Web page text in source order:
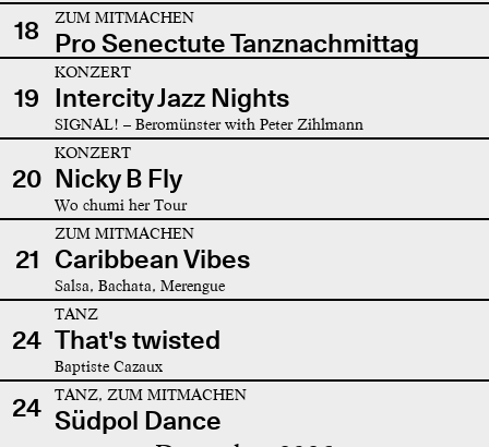
18 ZUM MITMACHEN
Pro Senectute Tanznachmittag
19
KONZERT
Intercity Jazz Nights
SIGNAL! – Beromünster with Peter Zihlmann
20
KONZERT
Nicky B Fly
Wo chumi her Tour
21
ZUM MITMACHEN
Caribbean Vibes
Salsa, Bachata, Merengue
24
TANZ
That's twisted
Baptiste Cazaux
24 TANZ, ZUM MITMACHEN
Südpol Dance